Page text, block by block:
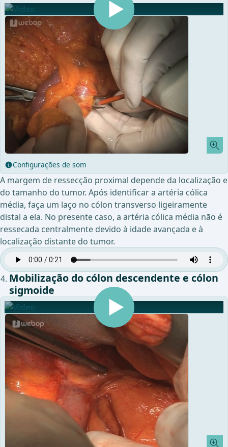
Configurações de som
A margem de ressecção proximal depende da localização e
do tamanho do tumor. Após identificar a artéria cólica
média, faça um laço no cólon transverso ligeiramente
distal a ela. No presente caso, a artéria cólica média não é
ressecada centralmente devido à idade avançada e à
localização distante do tumor.
Mobilização do cólon descendente e cólon
sigmoide